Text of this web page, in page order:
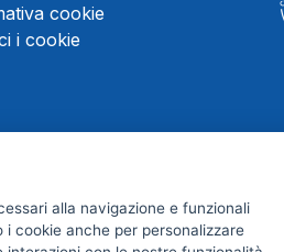
alla navigazione e funzionali
i cookie anche per personalizzare
cookie
i cookie